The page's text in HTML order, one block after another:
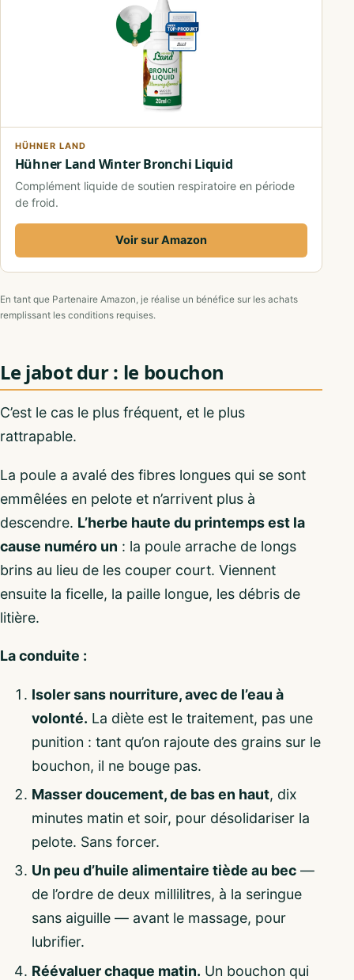
HÜHNER LAND
Hühner Land Winter Bronchi Liquid
Complément liquide de soutien respiratoire en période
de froid.
Voir sur Amazon
En tant que Partenaire Amazon, je réalise un bénéfice sur les achats
remplissant les conditions requises.
Le jabot dur : le bouchon
C’est le cas le plus fréquent, et le plus
rattrapable.
La poule a avalé des fibres longues qui se sont
emmêlées en pelote et n’arrivent plus à
descendre. L’herbe haute du printemps est la
cause numéro un : la poule arrache de longs
brins au lieu de les couper court. Viennent
ensuite la ficelle, la paille longue, les débris de
litière.
La conduite :
Isoler sans nourriture, avec de l’eau à
volonté. La diète est le traitement, pas une
punition : tant qu’on rajoute des grains sur le
bouchon, il ne bouge pas.
Masser doucement, de bas en haut, dix
minutes matin et soir, pour désolidariser la
pelote. Sans forcer.
Un peu d’huile alimentaire tiède au bec —
de l’ordre de deux millilitres, à la seringue
sans aiguille — avant le massage, pour
lubrifier.
Réévaluer chaque matin. Un bouchon qui